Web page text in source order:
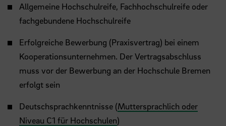
Allgemeine Hochschulreife, Fachhochschulreife oder
fachgebundene Hochschulreife
Erfolgreiche Bewerbung (Praxisvertrag) bei einem
Kooperationsunternehmen. Der Vertragsabschluss
muss vor der Bewerbung an der Hochschule Bremen
erfolgt sein
Deutschsprachkenntnisse (Muttersprachlich oder
Niveau C1 für Hochschulen)